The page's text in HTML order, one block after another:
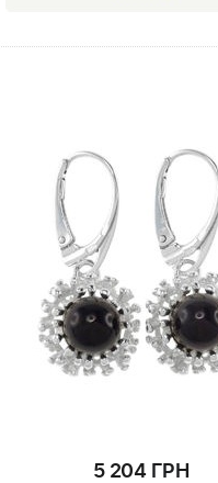
5 204 ГРН